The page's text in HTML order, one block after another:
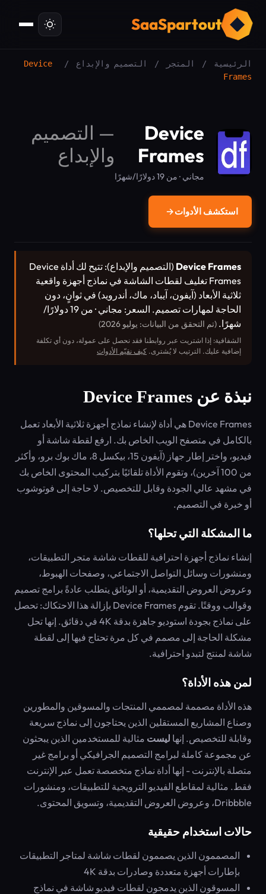
SaaSpartout
الرئيسية / المتجر / التصميم والإبداع /
Device
Frames
Device
Frames
— التصميم
والإبداع
مجاني · من 19 دولارًا/شهرًا
استكشف الأدوات→
Device Frames
(التصميم والإبداع): تتيح لك أداة Device
Frames تغليف لقطات الشاشة في نماذج أجهزة واقعية
ثلاثية الأبعاد (آيفون، آيباد، ماك، أندرويد) في ثوانٍ، دون
الحاجة لمهارات تصميم. السعر: مجاني · من 19 دولارًا/
شهرًا. (تم التحقق من البيانات: يوليو 2026)
الشفافية: إذا اشتريت عبر روابطنا فقد نحصل على عمولة، دون أي تكلفة
إضافية عليك. الترتيب لا يُشترى. كيف نقيّم الأدوات
نبذة عن Device Frames
Device Frames هي أداة لإنشاء نماذج أجهزة ثلاثية الأبعاد تعمل
بالكامل في متصفح الويب الخاص بك. ارفع لقطة شاشة أو
فيديو، واختر إطار جهاز (آيفون 15، بيكسل 8، ماك بوك برو، وأكثر
من 100 آخرين)، وتقوم الأداة تلقائيًا بتركيب المحتوى الخاص بك
في مشهد عالي الجودة وقابل للتخصيص. لا حاجة إلى فوتوشوب
أو خبرة في التصميم.
ما المشكلة التي تحلها؟
إنشاء نماذج أجهزة احترافية للقطات شاشة متجر التطبيقات،
ومنشورات وسائل التواصل الاجتماعي، وصفحات الهبوط،
وعروض العروض التقديمية، أو الوثائق يتطلب عادةً برامج تصميم
وقوالب ووقتًا. تقوم Device Frames بإزالة هذا الاحتكاك: تحصل
على نماذج بجودة استوديو جاهزة بدقة 4K في دقائق. إنها تحل
مشكلة الحاجة إلى مصمم في كل مرة تحتاج فيها إلى لقطة
شاشة لمنتج لتبدو احترافية.
لمن هذه الأداة؟
هذه الأداة مصممة لمصممي المنتجات والمسوقين والمطورين
وصناع المشاريع المستقلين الذين يحتاجون إلى نماذج سريعة
وقابلة للتخصيص. إنها ليست مثالية للمستخدمين الذين يبحثون
عن مجموعة كاملة لبرامج التصميم الجرافيكي أو برامج غير
متصلة بالإنترنت - إنها أداة نماذج متخصصة تعمل عبر الإنترنت
فقط. مثالية لمقاطع الفيديو الترويجية للتطبيقات، ومنشورات
Dribbble، وعروض العروض التقديمية، وتسويق المحتوى.
حالات استخدام حقيقية
المصممون الذين يصممون لقطات شاشة لمتاجر التطبيقات
بإطارات أجهزة متعددة وصادرات بدقة 4K
المسوقون الذين يدمجون لقطات فيديو شاشة في نماذج